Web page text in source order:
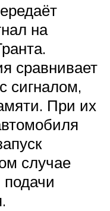
на
сравнивает
сигналом,
При их
случае